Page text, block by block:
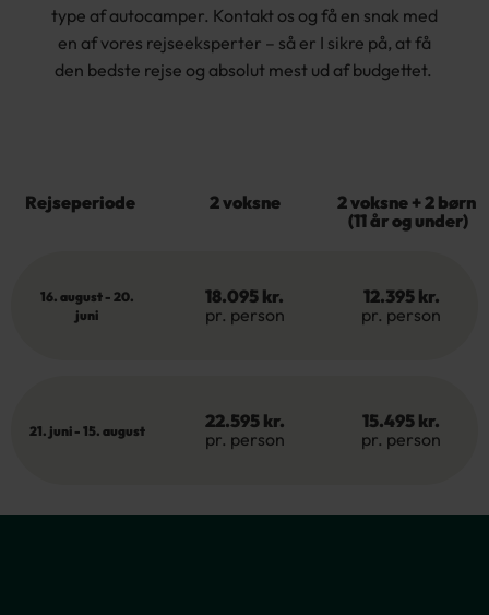
type af autocamper. Kontakt os og få en snak med
en af vores rejseeksperter – så er I sikre på, at få
den bedste rejse og absolut mest ud af budgettet.
Rejseperiode 2 voksne
2 voksne + 2 børn
(11 år og under)
16. august - 20.
juni
18.095 kr.
pr. person
12.395 kr.
pr. person
21. juni - 15. august
22.595 kr.
pr. person
15.495 kr.
pr. person